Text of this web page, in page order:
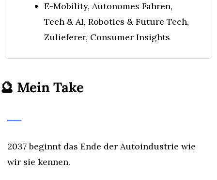
E-Mobility, Autonomes Fahren,
Tech & AI, Robotics & Future Tech,
Zulieferer, Consumer Insights
🔮 Mein Take
2037 beginnt das Ende der Autoindustrie wie
wir sie kennen.